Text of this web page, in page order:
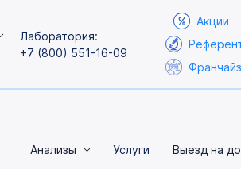
Лаборатория:
+7 (800) 551-16-09
Акции
Анализы Услуги Выезд на